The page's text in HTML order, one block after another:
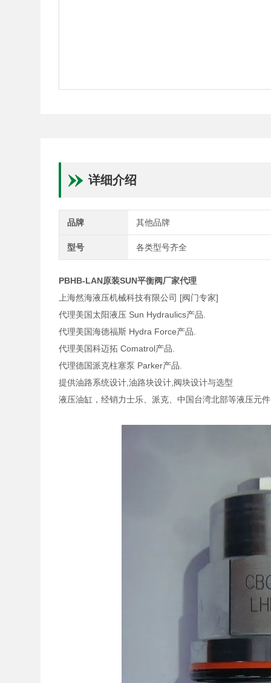
详细介绍
品牌 其他品牌
型号 各类型号齐全
PBHB-LAN原装SUN平衡阀厂家代理
上海然海液压机械科技有限公司 [阀门专家]
代理美国太阳液压 Sun Hydraulics产品.
代理美国海德福斯 Hydra Force产品.
代理美国科迈拓 Comatrol产品.
代理德国派克柱塞泵 Parker产品.
提供油路系统设计,油路块设计,阀块设计与选型
液压油缸，经销力士乐、派克、中国台湾北部等液压元件